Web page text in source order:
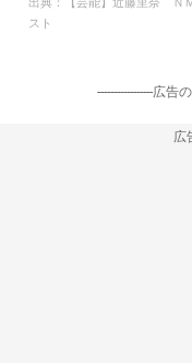
出典：
【芸能】近藤里奈 Ｎ
スト
-----------------広告
広